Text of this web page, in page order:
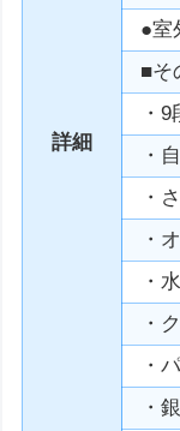
詳細
●室
■そ
・
・
・
・
・
・
・
・